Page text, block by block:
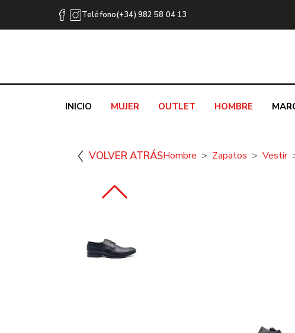
Teléfono(+34) 982 58 04 13
INICIO MUJER OUTLET HOMBRE
VOLVER ATRÁSHombre Zapatos Vestir